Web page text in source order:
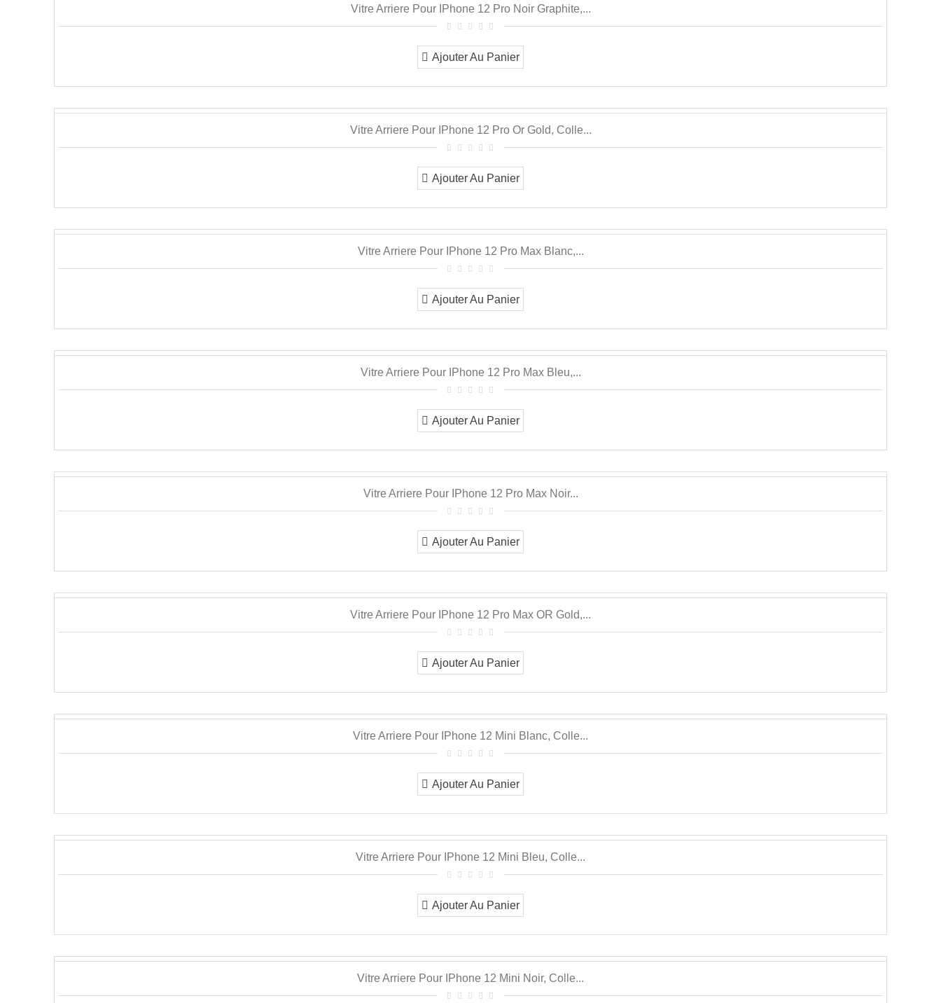
Vitre Arriere Pour IPhone 12 Pro Noir Graphite,...
Ajouter Au Panier
Vitre Arriere Pour IPhone 12 Pro Or Gold, Colle...
Ajouter Au Panier
Vitre Arriere Pour IPhone 12 Pro Max Blanc,...
Ajouter Au Panier
Vitre Arriere Pour IPhone 12 Pro Max Bleu,...
Ajouter Au Panier
Vitre Arriere Pour IPhone 12 Pro Max Noir...
Ajouter Au Panier
Vitre Arriere Pour IPhone 12 Pro Max OR Gold,...
Ajouter Au Panier
Vitre Arriere Pour IPhone 12 Mini Blanc, Colle...
Ajouter Au Panier
Vitre Arriere Pour IPhone 12 Mini Bleu, Colle...
Ajouter Au Panier
Vitre Arriere Pour IPhone 12 Mini Noir, Colle...